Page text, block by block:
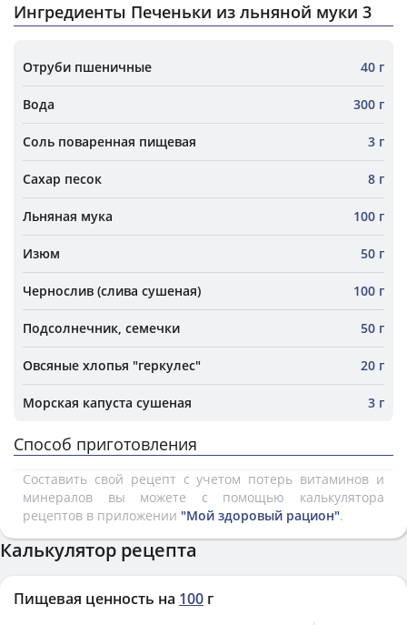
Ингредиенты Печеньки из льняной муки 3
Отруби пшеничные 40 г
Вода 300 г
Соль поваренная пищевая 3 г
Сахар песок 8 г
Льняная мука 100 г
Изюм 50 г
Чернослив (слива сушеная) 100 г
Подсолнечник, семечки 50 г
Овсяные хлопья "геркулес" 20 г
Морская капуста сушеная 3 г
Способ приготовления
Составить свой рецепт с учетом потерь витаминов и
минералов вы можете с помощью калькулятора
рецептов в приложении "Мой здоровый рацион".
Калькулятор рецепта
Пищевая ценность на 100 г